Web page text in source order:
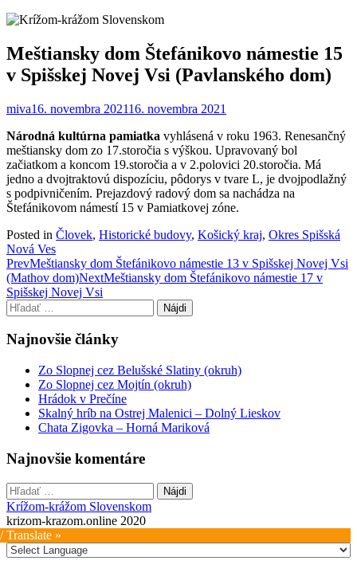
Meštiansky dom Štefánikovo námestie 15
v Spišskej Novej Vsi (Pavlanského dom)
miva16. novembra 202116. novembra 2021
Národná kultúrna pamiatka vyhlásená v roku 1963. Renesančný
meštiansky dom zo 17.storočia s výškou. Upravovaný bol
začiatkom a koncom 19.storočia a v 2.polovici 20.storočia. Má
jedno a dvojtraktovú dispozíciu, pôdorys v tvare L, je dvojpodlažný
s podpivničením. Prejazdový radový dom sa nachádza na
Štefánikovom námestí 15 v Pamiatkovej zóne.
Posted in Človek, Historické budovy, Košický kraj, Okres Spišská
Nová Ves
Post
navigation
PrevMeštiansky dom Štefánikovo námestie 13 v Spišskej Novej Vsi
(Mathov dom)NextMeštiansky dom Štefánikovo námestie 17 v
Spišskej Novej Vsi
Hľadať:
Najnovšie články
Zo Slopnej cez Belušské Slatiny (okruh)
Zo Slopnej cez Mojtín (okruh)
Hrádok v Prečíne
Skalný hríb na Ostrej Malenici – Dolný Lieskov
Chata Zigovka – Horná Mariková
Najnovšie komentáre
Hľadať:
Krížom-krážom Slovenskom
krizom-krazom.online 2020
Translate »